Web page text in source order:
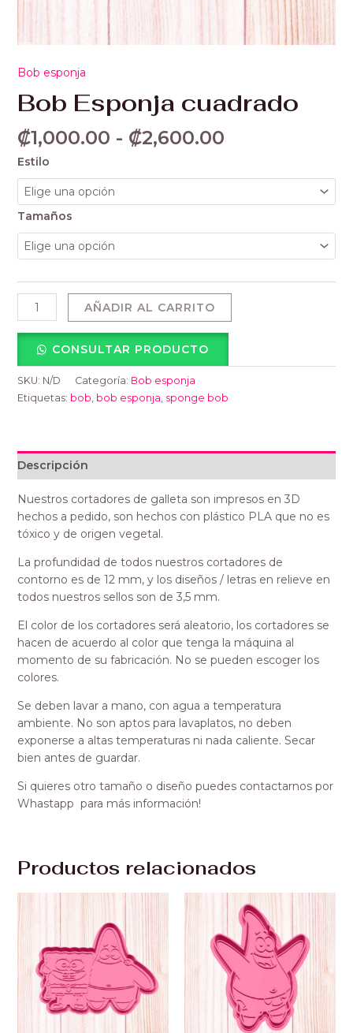
Bob esponja
Bob Esponja cuadrado
₡1,000.00 - ₡2,600.00
Estilo
Tamaños
AÑADIR AL CARRITO
CONSULTAR PRODUCTO
SKU: N/D Categoría: Bob esponja
Etiquetas: bob bob esponja sponge bob
Descripción
Nuestros cortadores de galleta son impresos en 3D
hechos a pedido, son hechos con plástico PLA que no es
tóxico y de origen vegetal.
La profundidad de todos nuestros cortadores de
contorno es de 12 mm, y los diseños / letras en relieve en
todos nuestros sellos son de 3,5 mm.
El color de los cortadores será aleatorio, los cortadores se
hacen de acuerdo al color que tenga la máquina al
momento de su fabricación. No se pueden escoger los
colores.
Se deben lavar a mano, con agua a temperatura
ambiente. No son aptos para lavaplatos, no deben
exponerse a altas temperaturas ni nada caliente. Secar
bien antes de guardar.
Si quieres otro tamaño o diseño puedes contactarnos por
Whastapp para más información!
Productos relacionados
hasta
₡2,600.00
desde
₡1,000.00
hasta
₡2,600.00